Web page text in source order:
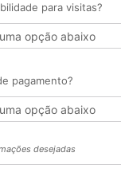
para visitas?
pagamento?
desejadas